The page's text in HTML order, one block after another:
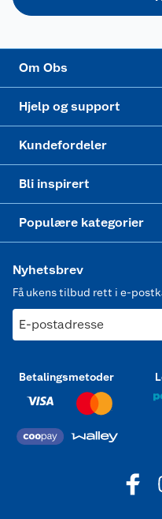
Om Obs
Virksomheten
Hjelp og support
Personvern
Kundefordeler
Matvaregaranti
Bli inspirert
Alt til grillsesongen
Populære kategorier
Nyhetsbrev
Få ukens tilbud rett i e-
E-postadresse
Betalingsmetoder